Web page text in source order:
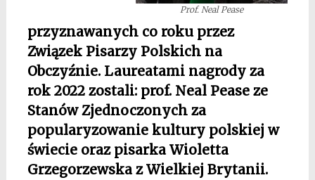
Prof. Neal Pease
przyznawanych co roku przez
Związek Pisarzy Polskich na
Obczyźnie. Laureatami nagrody za
rok 2022 zostali: prof. Neal Pease ze
Stanów Zjednoczonych za
popularyzowanie kultury polskiej w
świecie oraz pisarka Wioletta
Grzegorzewska z Wielkiej Brytanii.